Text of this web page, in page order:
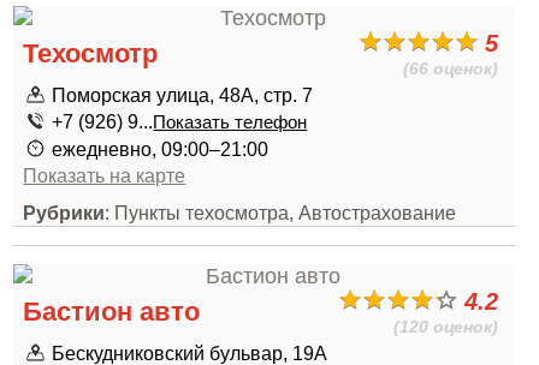
5
(66 оценок)
Техосмотр
Поморская улица, 48А, стр. 7
+7 (926) 9...Показать телефон
ежедневно, 09:00–21:00
Показать на карте
Рубрики: Пункты техосмотра, Автострахование
4.2
(120 оценок)
Бастион авто
Бескудниковский бульвар, 19А